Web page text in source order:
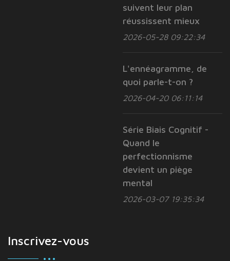
suivent leur plan
réussissent mieux
2026-05-28 09:22:34
L'ennéagramme, de
quoi parle-t-on ?
2026-04-20 06:11:14
Série Biais Cognitif -
Quand le
perfectionnisme
devient un piège
mental
2026-03-07 19:35:34
Inscrivez-vous